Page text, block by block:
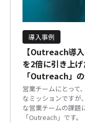
導入事例
【Outreach導
を2倍に引き上
「Outreach」
営業チームにとって
なミッションですが
な営業チームの課題
「Outreach」です